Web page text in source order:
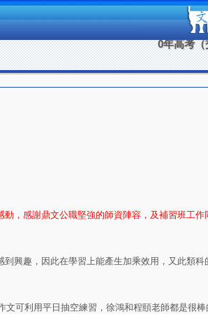
0年高考
，感謝鼎文公職堅強的師資陣容，及補習班工
興趣，因此在學習上能產生加乘效用，又此類
可利用平日抽空練習，徐鴻和程頤老師都是很棒